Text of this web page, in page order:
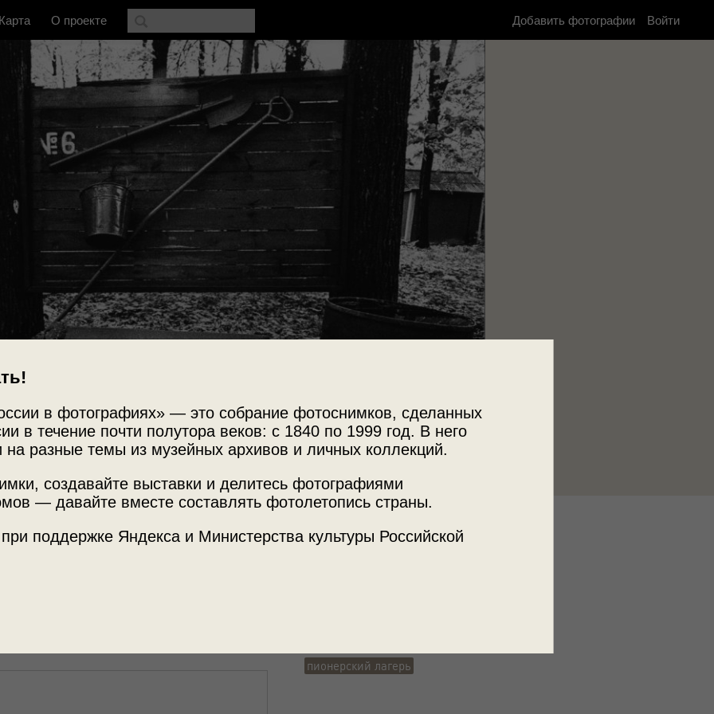
в фотографиях» — это собрание фотоснимков, сделанных
в течение почти полутора веков: с 1840 по 1999 год. В него
на разные темы из музейных архивов и личных коллекций.
создавайте выставки и делитесь фотографиями
— давайте вместе составлять фотолетопись страны.
поддержке Яндекса и Министерства культуры Российской
Карта О проекте Добавить фотографии Войти
пионерский лагерь